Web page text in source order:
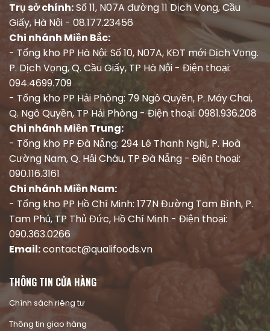
Trụ sở chính:Số 11, N07A đường 11 Dịch Vọng, Cầu
Giấy, Hà Nội - 08.177.23456
Chi nhánh Miền Bắc:
- Tổng kho PP Hà Nội: Số 10, N07A, KĐT mới Dịch Vọng.
P. Dịch Vọng, Q. Cầu Giấy, TP Hà Nội - Điện thoại:
094.4699.709
- Tổng kho PP Hải Phòng: 79 Ngô Quyền, P. Máy Chai,
Q. Ngô Quyền, TP Hải Phòng - Điện thoại: 0981.936.208
Chi nhánh Miền Trung:
- Tổng kho PP Đà Nẵng: 294 Lê Thanh Nghị, P. Hoà
Cường Nam, Q. Hải Châu, TP Đà Nẵng - Điện thoại:
090.116.3161
Chi nhánh Miền Nam:
- Tổng kho PP Hồ Chí Minh: 177N Đường Tam Bình, P.
Tam Phú, TP Thủ Đức, Hồ Chí Minh - Điện thoại:
090.363.0266
Email:contact@qualifoods.vn
THÔNG TIN CỬA HÀNG
Chính sách riêng tư
Thông tin giao hàng